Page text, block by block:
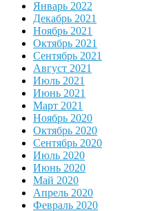
Январь 2022
Декабрь 2021
Ноябрь 2021
Октябрь 2021
Сентябрь 2021
Август 2021
Июль 2021
Июнь 2021
Март 2021
Ноябрь 2020
Октябрь 2020
Сентябрь 2020
Июль 2020
Июнь 2020
Май 2020
Апрель 2020
Февраль 2020